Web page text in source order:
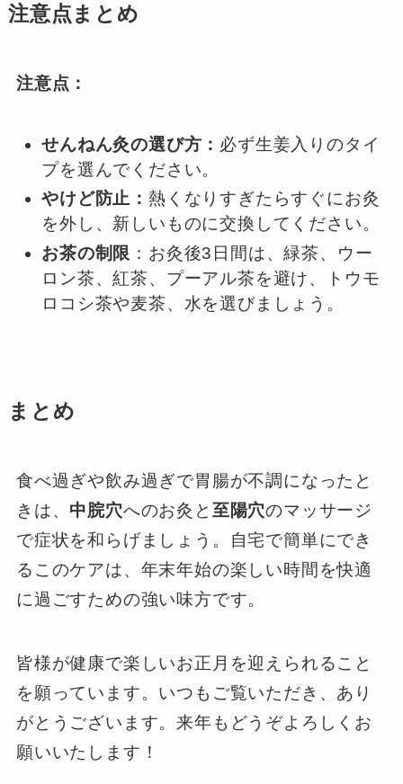
注意点まとめ
注意点：
せんねん灸の選び方： 必ず生姜入りのタイ
プを選んでください。
やけど防止： 熱くなりすぎたらすぐにお灸
を外し、新しいものに交換してください。
お茶の制限 ：お灸後3日間は、緑茶、ウー
ロン茶、紅茶、プーアル茶を避け、トウモ
ロコシ茶や麦茶、水を選びましょう。
まとめ
食べ過ぎや飲み過ぎで胃腸が不調になったと
きは、 中脘穴へのお灸と 至陽穴のマッサージ
で症状を和らげましょう。自宅で簡単にでき
るこのケアは、年末年始の楽しい時間を快適
に過ごすための強い味方です。
皆様が健康で楽しいお正月を迎えられること
を願っています。いつもご覧いただき、あり
がとうございます。来年もどうぞよろしくお
願いいたします！